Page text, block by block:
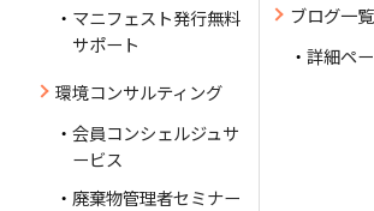
マニフェスト発行無料
サポート
環境コンサルティング
会員コンシェルジュサ
ービス
廃棄物管理者セミナー
ブログ一覧
詳細ペ